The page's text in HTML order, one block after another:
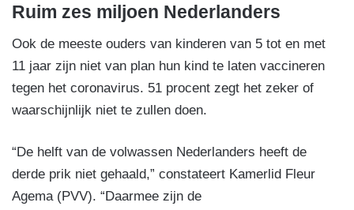
Ruim zes miljoen Nederlanders
Ook de meeste ouders van kinderen van 5 tot en met
11 jaar zijn niet van plan hun kind te laten vaccineren
tegen het coronavirus. 51 procent zegt het zeker of
waarschijnlijk niet te zullen doen.
“De helft van de volwassen Nederlanders heeft de
derde prik niet gehaald,” constateert Kamerlid Fleur
Agema (PVV). “Daarmee zijn de